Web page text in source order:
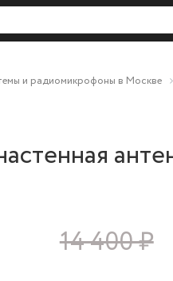
и радиомикрофоны в Москве
14 400 ₽